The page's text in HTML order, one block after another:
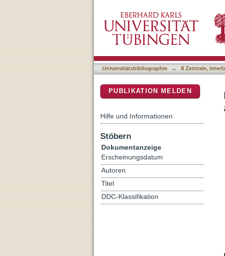
E-learning with multiple-
Universitätsbibliographie → 8 Zentrale,
PUBLIKATION MELDEN
Hilfe und Informationen
Stöbern
Dokumentanzeige
Erscheinungsdatum
Autoren
Titel
DDC-Klassifikation